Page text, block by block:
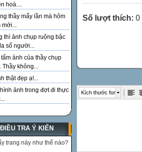
hoà....
thầy mấy lần mà hôm
mới...
thì ảnh chụp ruộng bậc
số người...
ảnh của thầy chụp
Thầy không...
thật đẹp ạ!...
hình ảnh trong đợt đi thực
ĐIỀU TRA Ý KIẾN
trang này như thế nào?
Số lượt thích: 0
Kích thước font